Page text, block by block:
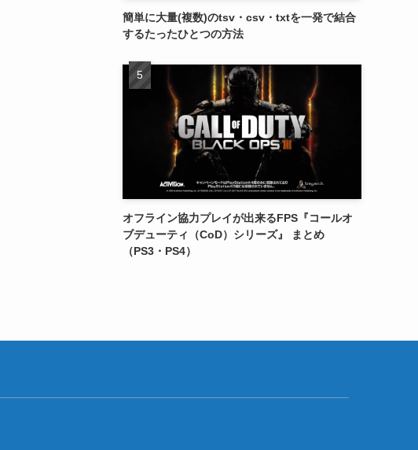
簡単に大量(複数)のtsv・csv・txtを一発で結合
するたったひとつの方法
オフライン協力プレイが出来るFPS『コールオ
ブデューティ（CoD）シリーズ』 まとめ
（PS3・PS4）